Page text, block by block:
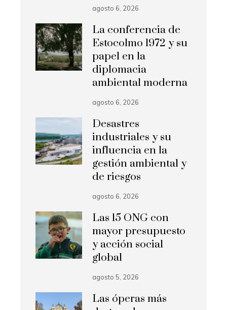
agosto 6, 2026
La conferencia de
Estocolmo 1972 y su
papel en la
diplomacia
ambiental moderna
agosto 6, 2026
Desastres
industriales y su
influencia en la
gestión ambiental y
de riesgos
agosto 6, 2026
Las 15 ONG con
mayor presupuesto
y acción social
global
agosto 5, 2026
Las óperas más